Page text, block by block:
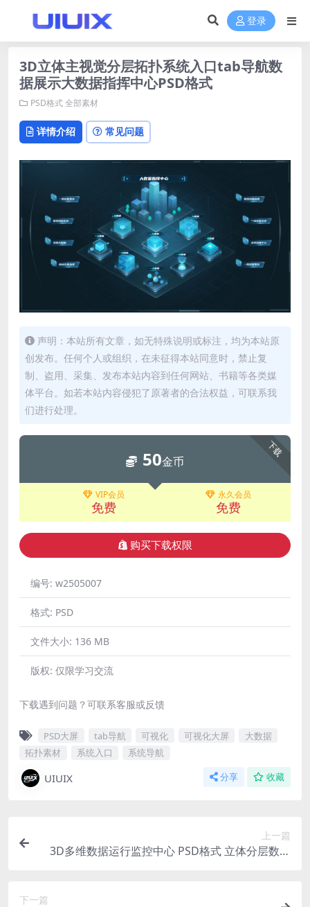
登录
3D立体主视觉分层拓扑系统入口tab导航数
据展示大数据指挥中心PSD格式
PSD格式全部素材
详情介绍 常见问题
声明：本站所有文章，如无特殊说明或标注，均为本站原
创发布。任何个人或组织，在未征得本站同意时，禁止复
制、盗用、采集、发布本站内容到任何网站、书籍等各类媒
体平台。如若本站内容侵犯了原著者的合法权益，可联系我
们进行处理。
下载
50金币
VIP会员
免费
永久会员
免费
购买下载权限
编号: w2505007
格式: PSD
文件大小: 136 MB
版权: 仅限学习交流
下载遇到问题？可联系客服或反馈
PSD大屏 tab导航 可视化 可视化大屏
大数据
拓扑素材
系统入口 系统导航
UIUIX 分享 收藏
上一篇
3D多维数据运行监控中心 PSD格式 立体分层数据
下一篇